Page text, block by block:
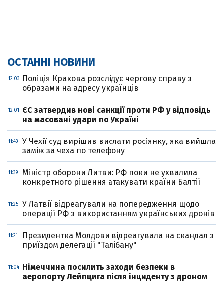
ОСТАННІ НОВИНИ
12:03
Поліція Кракова розслідує чергову справу з
образами на адресу українців
12:01
ЄС затвердив нові санкції проти РФ у відповідь
на масовані удари по Україні
11:43
У Чехії суд вирішив вислати росіянку, яка вийшла
заміж за чеха по телефону
11:39
Міністр оборони Литви: РФ поки не ухвалила
конкретного рішення атакувати країни Балтії
11:25
У Латвії відреагували на попередження щодо
операції РФ з використанням українських дронів
11:21
Президентка Молдови відреагувала на скандал з
приїздом делегації "Талібану"
11:04 Німеччина посилить заходи безпеки в
аеропорту Лейпцига після інциденту з дроном